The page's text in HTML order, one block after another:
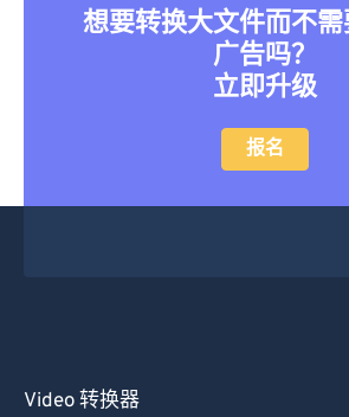
想要转换大文件而不
广告吗？
立即升级
报名
Video 转换器